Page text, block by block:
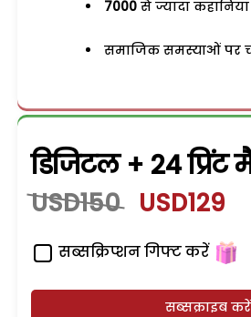
7000 से ज्यादा कहानियां
समाजिक समस्याओं पर
डिजिटल + 24 प्रिंट
USD150 USD129
सब्सक्रिप्शन गिफ्ट करें
सब्सक्राइब करें